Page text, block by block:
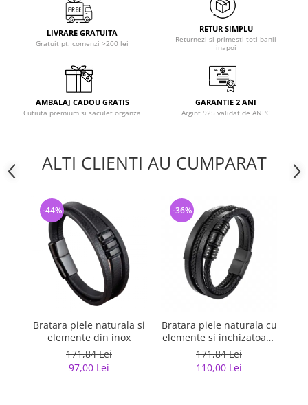
LIVRARE GRATUITA
Gratuit pt. comenzi >200 lei
RETUR SIMPLU
Returnezi si primesti toti banii
inapoi
AMBALAJ CADOU GRATIS
Cutiuta premium si saculet organza
GARANTIE 2 ANI
Argint 925 validat de ANPC
ALTI CLIENTI AU CUMPARAT
Bratara piele naturala si
elemente din inox
171,84 Lei
97,00 Lei
-44%
Bratara piele naturala cu
elemente si inchizatoare
negre din inox
171,84 Lei
110,00 Lei
-36%